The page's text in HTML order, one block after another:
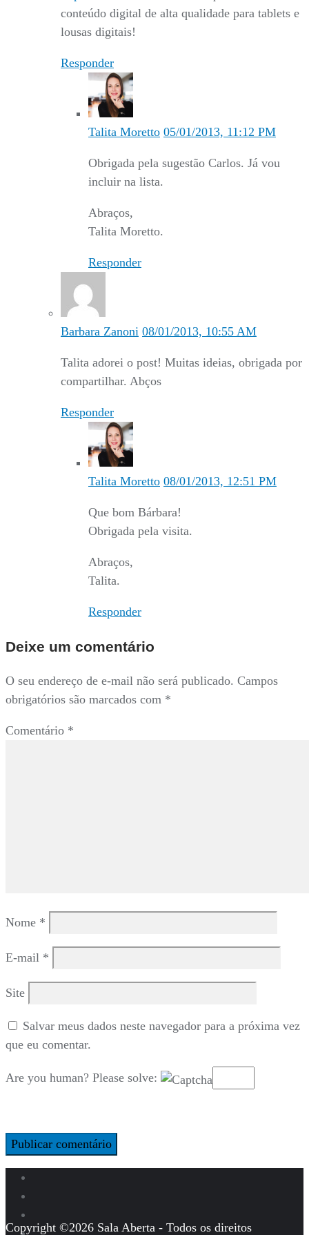
conteúdo digital de alta qualidade para tablets e
lousas digitais!
Responder
Talita Moretto 05/01/2013, 11:12 PM
Obrigada pela sugestão Carlos. Já vou
incluir na lista.
Abraços,
Talita Moretto.
Responder
Barbara Zanoni 08/01/2013, 10:55 AM
Talita adorei o post! Muitas ideias, obrigada por
compartilhar. Abços
Responder
Talita Moretto 08/01/2013, 12:51 PM
Que bom Bárbara!
Obrigada pela visita.
Abraços,
Talita.
Responder
Deixe um comentário
O seu endereço de e-mail não será publicado. Campos
obrigatórios são marcados com *
Comentário *
Nome *
E-mail *
Site
Salvar meus dados neste navegador para a próxima vez
que eu comentar.
Are you human? Please solve:
Copyright ©2026 Sala Aberta - Todos os direitos